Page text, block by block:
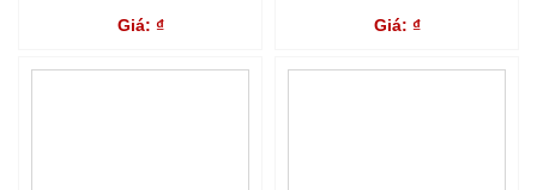
Giá: ₫ Giá: ₫